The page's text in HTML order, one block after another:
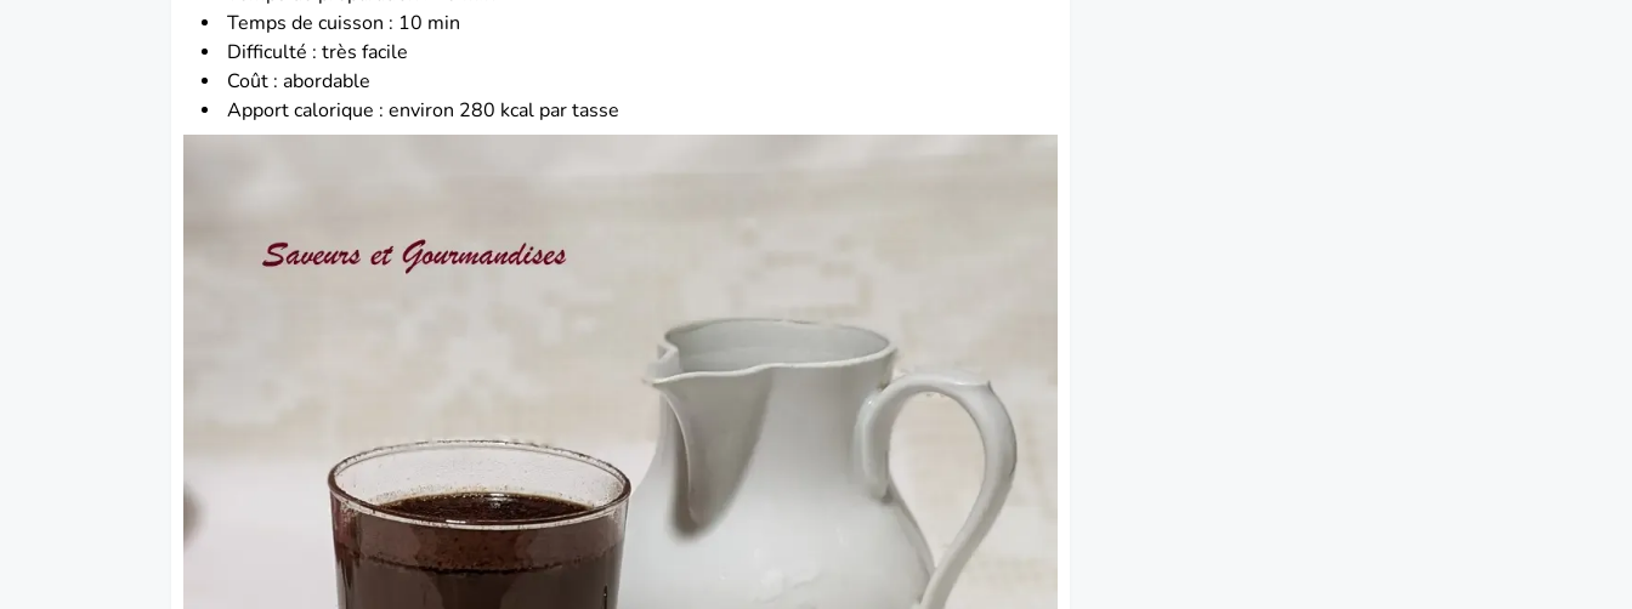
Temps de cuisson : 10 min
Difficulté : très facile
Coût : abordable
Apport calorique : environ 280 kcal par tasse